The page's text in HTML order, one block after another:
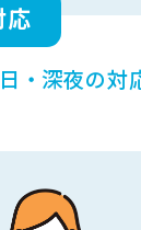
応
・深夜の対